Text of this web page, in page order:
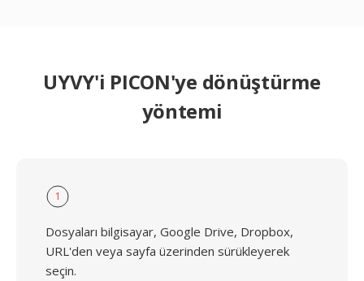
UYVY'i PICON'ye dönüştürme
yöntemi
1
Dosyaları bilgisayar, Google Drive, Dropbox,
URL'den veya sayfa üzerinden sürükleyerek
seçin.